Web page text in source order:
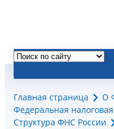
Главная страница
О
Федеральная
Структура ФНС России